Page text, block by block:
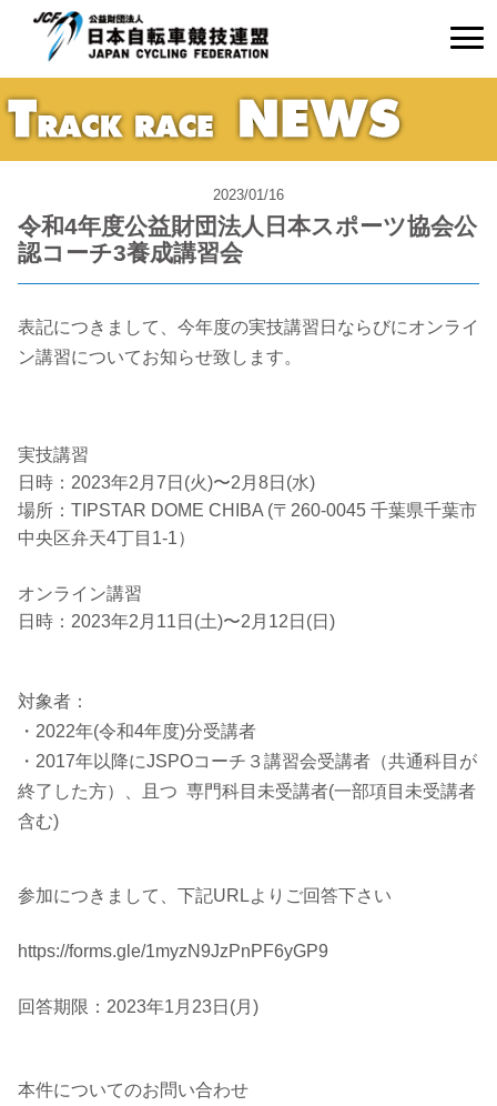
2023/01/16
令和4年度公益財団法人日本スポーツ協会公
認コーチ3養成講習会
表記につきまして、今年度の実技講習日ならびにオンライ
ン講習についてお知らせ致します。
実技講習
日時：2023年2月7日(火)〜2月8日(水)
場所：TIPSTAR DOME CHIBA (〒260-0045 千葉県千葉市
中央区弁天4丁目1-1）
オンライン講習
日時：2023年2月11日(土)〜2月12日(日)
対象者：
・2022年(令和4年度)分受講者
・2017年以降にJSPOコーチ３講習会受講者（共通科目が
終了した方）、且つ 専門科目未受講者(一部項目未受講者
含む)
参加につきまして、下記URLよりご回答下さい
https://forms.gle/1myzN9JzPnPF6yGP9
回答期限：2023年1月23日(月)
本件についてのお問い合わせ